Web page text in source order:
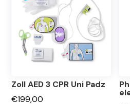
Zoll AED 3 CPR Uni Padz
€199,00